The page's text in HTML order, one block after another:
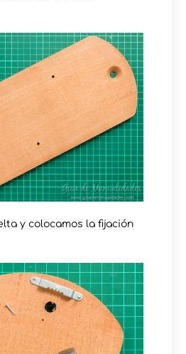
y colocamos la fijación